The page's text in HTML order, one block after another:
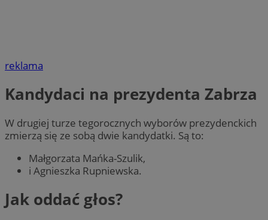
reklama
Kandydaci na prezydenta Zabrza
W drugiej turze tegorocznych wyborów prezydenckich
zmierzą się ze sobą dwie kandydatki. Są to:
Małgorzata Mańka-Szulik,
i Agnieszka Rupniewska.
Jak oddać głos?